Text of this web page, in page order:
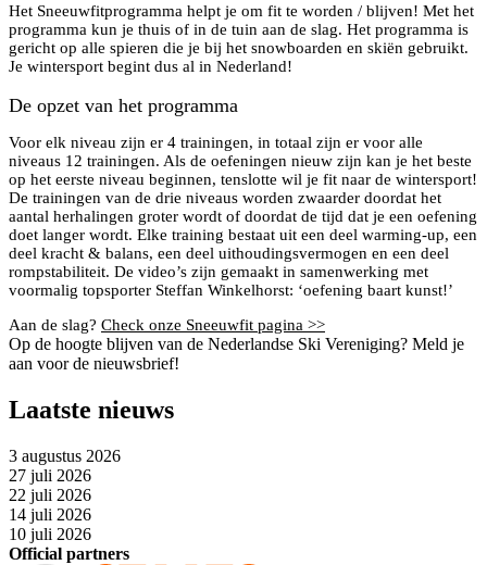
Het Sneeuwfitprogramma helpt je om fit te worden / blijven! Met het
programma kun je thuis of in de tuin aan de slag. Het programma is
gericht op alle spieren die je bij het snowboarden en skiën gebruikt.
Je wintersport begint dus al in Nederland!
De opzet van het programma
Voor elk niveau zijn er 4 trainingen, in totaal zijn er voor alle
niveaus 12 trainingen. Als de oefeningen nieuw zijn kan je het beste
op het eerste niveau beginnen, tenslotte wil je fit naar de wintersport!
De trainingen van de drie niveaus worden zwaarder doordat het
aantal herhalingen groter wordt of doordat de tijd dat je een oefening
doet langer wordt. Elke training bestaat uit een deel warming-up, een
deel kracht & balans, een deel uithoudingsvermogen en een deel
rompstabiliteit. De video’s zijn gemaakt in samenwerking met
voormalig topsporter Steffan Winkelhorst: ‘oefening baart kunst!’
Aan de slag? Check onze Sneeuwfit pagina >>
Op de hoogte blijven van de Nederlandse Ski Vereniging? Meld je
aan voor de nieuwsbrief!
Laatste nieuws
3 augustus 2026
27 juli 2026
22 juli 2026
14 juli 2026
10 juli 2026
Official partners